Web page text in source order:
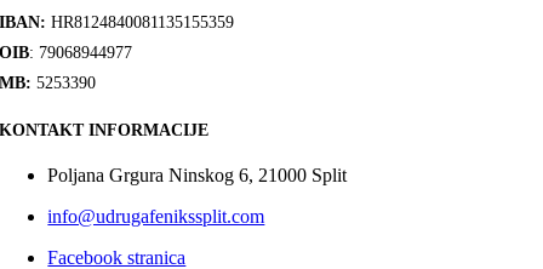
IBAN: HR8124840081135155359
OIB: 79068944977
MB: 5253390
KONTAKT INFORMACIJE
Poljana Grgura Ninskog 6, 21000 Split
info@udrugafenikssplit.com
Facebook stranica